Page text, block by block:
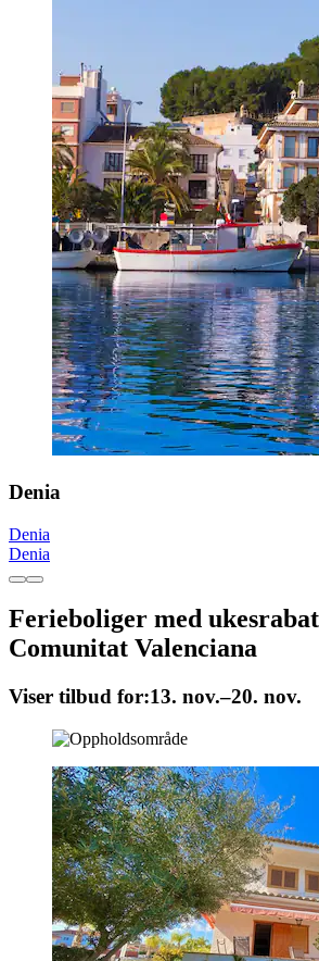
Denia
Denia
Denia
Ferieboliger med
Comunitat Valenciana
Viser tilbud for:13. nov.–20. nov.